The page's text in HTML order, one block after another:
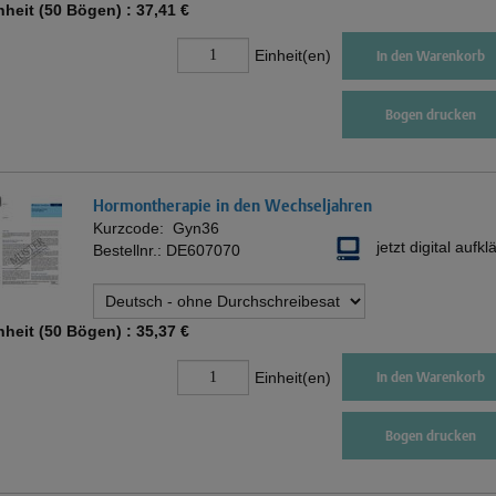
(50 Bögen) : 37,41 €
Einheit(en) In den Warenkorb
Bogen drucken
Hormontherapie in den Wechseljahren
Kurzcode: Gyn36
Bestellnr.: DE607070 jetzt digital
(50 Bögen) : 35,37 €
Einheit(en) In den Warenkorb
Bogen drucken